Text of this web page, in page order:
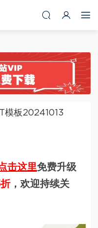
模板20241013
击这里免费升级
，欢迎持续关